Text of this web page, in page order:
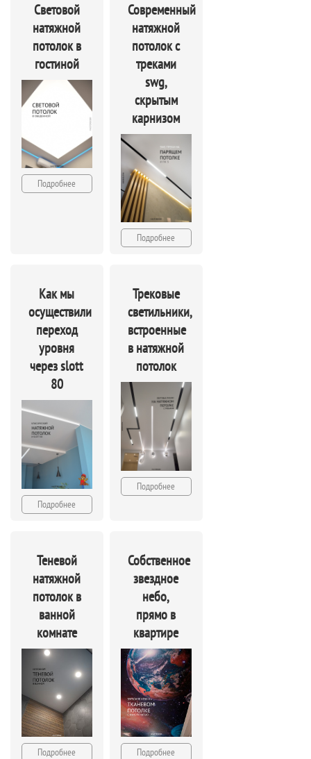
Световой
натяжной
потолок в
гостиной
Подробнее
Современный
натяжной
потолок с
треками
swg,
скрытым
карнизом
Подробнее
Как мы
осуществили
переход
уровня
через slott
80
Подробнее
Трековые
светильники,
встроенные
в натяжной
потолок
Подробнее
Теневой
натяжной
потолок в
ванной
комнате
Подробнее
Собственное
звездное
небо,
прямо в
квартире
Подробнее